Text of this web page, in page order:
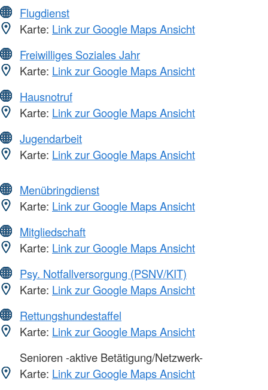
Flugdienst
Karte: Link zur Google Maps Ansicht
Freiwilliges Soziales Jahr
Karte: Link zur Google Maps Ansicht
Hausnotruf
Karte: Link zur Google Maps Ansicht
Jugendarbeit
Karte: Link zur Google Maps Ansicht
Menübringdienst
Karte: Link zur Google Maps Ansicht
Mitgliedschaft
Karte: Link zur Google Maps Ansicht
Psy. Notfallversorgung (PSNV/KIT)
Karte: Link zur Google Maps Ansicht
Rettungshundestaffel
Karte: Link zur Google Maps Ansicht
Senioren -aktive Betätigung/Netzwerk-
Karte: Link zur Google Maps Ansicht